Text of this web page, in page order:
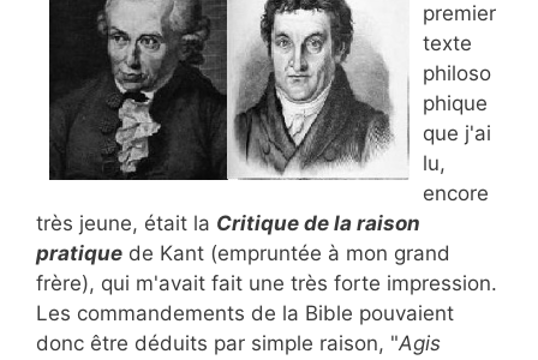
premier
texte
philoso
phique
que j'ai
lu,
encore
très jeune, était la Critique de la raison
pratique de Kant (empruntée à mon grand
frère), qui m'avait fait une très forte impression.
Les commandements de la Bible pouvaient
donc être déduits par simple raison, "Agis